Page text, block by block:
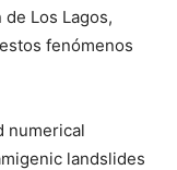
de Los Lagos,
fenómenos
numerical
landslides